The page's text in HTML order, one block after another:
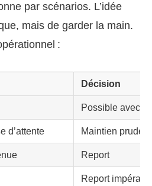
par scénarios. L’idée
mais de garder la main.
:
Décision
Possible avec
d’attente Maintien prudent
Report
Report impératif